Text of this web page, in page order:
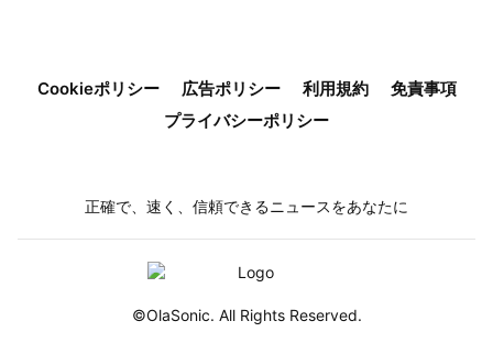
Cookieポリシー 広告ポリシー 利用規約
免責事項
プライバシーポリシー
正確で、速く、信頼できるニュースをあなたに
©OlaSonic. All Rights Reserved.